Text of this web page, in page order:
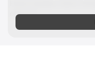
области